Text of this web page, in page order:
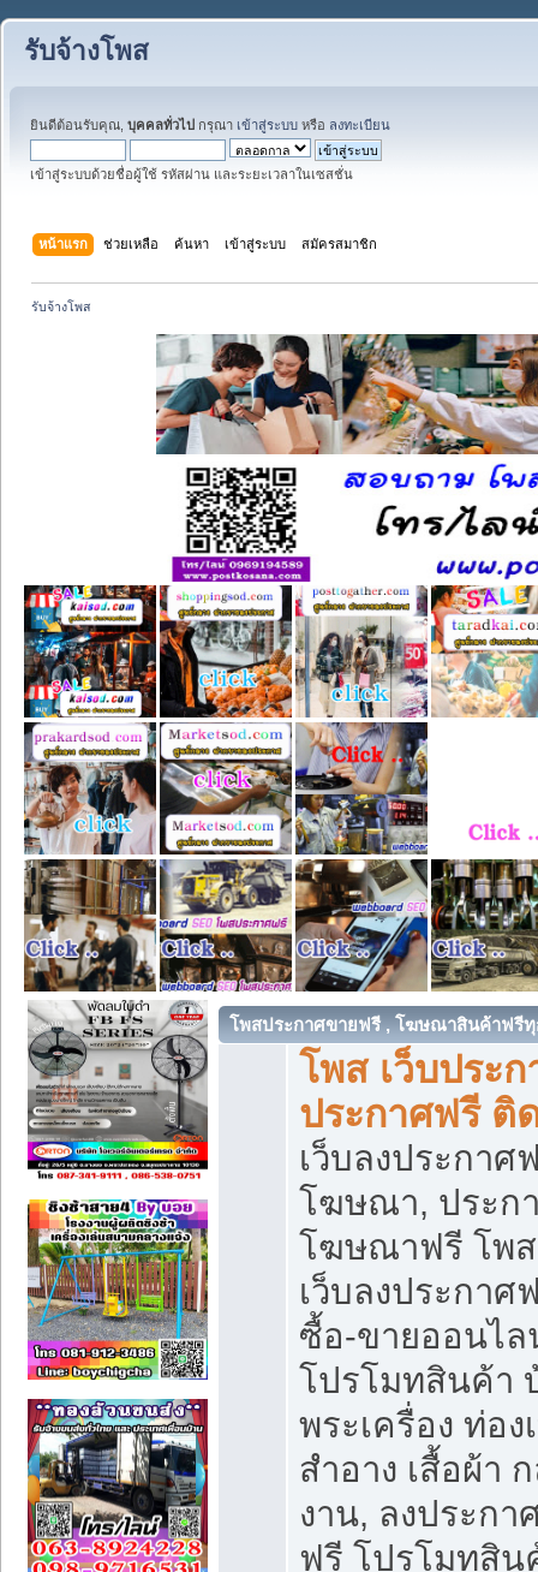
รับจ้างโพส
ยินดีต้อนรับคุณ, บุคคลทั่วไป กรุณา เข้าสู่ระบบ หรือ ลงทะเบียน
เข้าสู่ระบบด้วยชื่อผู้ใช้ รหัสผ่าน และระยะเวลาในเซสชั่น
หน้าแรก ช่วยเหลือ ค้นหา เข้าสู่ระบบ สมัครสมาชิก
รับจ้างโพส
โพสประกาศขายฟรี , โฆษณาสินค้าฟรี
โพส เว็บประก
ประกาศฟรี ติ
เว็บลงประกา
โฆษณา, ประก
โฆษณาฟรี โพส
เว็บลงประกา
ซื้อ-ขายออนไล
โปรโมทสินค้า
พระเครื่อง ท่อง
สำอาง เสื้อผ้า
งาน, ลงประก
ฟรี โปรโมทสิ